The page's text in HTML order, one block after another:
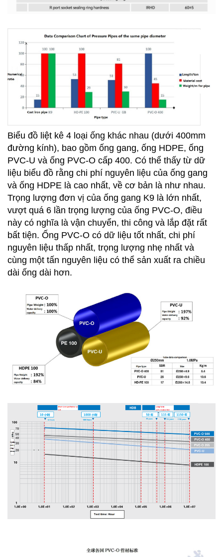
Biểu đồ liệt kê 4 loại ống khác nhau (dưới 400mm
đường kính), bao gồm ống gang, ống HDPE, ống
PVC-U và ống PVC-O cấp 400. Có thể thấy từ dữ
liệu biểu đồ rằng chi phí nguyên liệu của ống gang
và ống HDPE là cao nhất, về cơ bản là như nhau.
Trọng lượng đơn vị của ống gang K9 là lớn nhất,
vượt quá 6 lần trọng lượng của ống PVC-O, điều
này có nghĩa là vận chuyển, thi công và lắp đặt rất
bất tiện. Ống PVC-O có dữ liệu tốt nhất, chi phí
nguyên liệu thấp nhất, trọng lượng nhẹ nhất và
cùng một tấn nguyên liệu có thể sản xuất ra chiều
dài ống dài hơn.